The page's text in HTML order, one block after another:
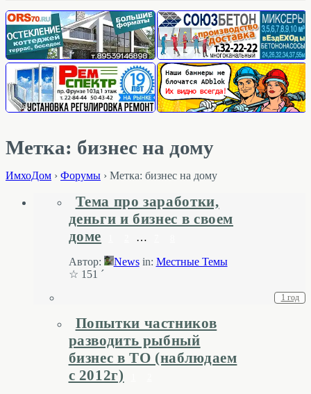
Метка: бизнес на дому
ИмхоДом › Форумы › Метка: бизнес на дому
Тема про заработки,
деньги и бизнес в своем
доме
…
Автор: News in: Местные Темы
☆ 151 ´
1 год
Попытки частников
разводить рыбный
бизнес в ТО (наблюдаем
с 2012г)